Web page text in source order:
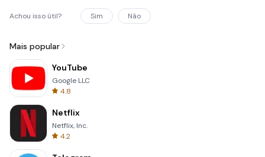
Achou isso útil? Sim Não
Mais popular
YouTube
Google LLC
4.8
Netflix
Netflix, Inc.
4.2